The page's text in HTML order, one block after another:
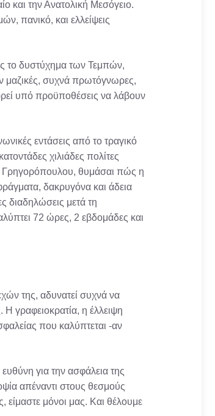
και την Ανατολική Μεσόγειο.
πανικό, και ελλείψεις
το δυστύχημα των Τεμπών,
μαζικές, συχνά πρωτόγνωρες,
υπό προϋποθέσεις να λάβουν
εντάσεις από το τραγικό
χιλιάδες πολίτες
Γρηγορόπουλου, θυμάσαι πώς η
δακρυγόνα και άδεια
διαδηλώσεις μετά τη
72 ώρες, 2 εβδομάδες και
της, αδυνατεί συχνά να
Η γραφειοκρατία, η έλλειψη
που καλύπτεται -αν
για την ασφάλεια της
απέναντι στους θεσμούς
είμαστε μόνοι μας. Και θέλουμε